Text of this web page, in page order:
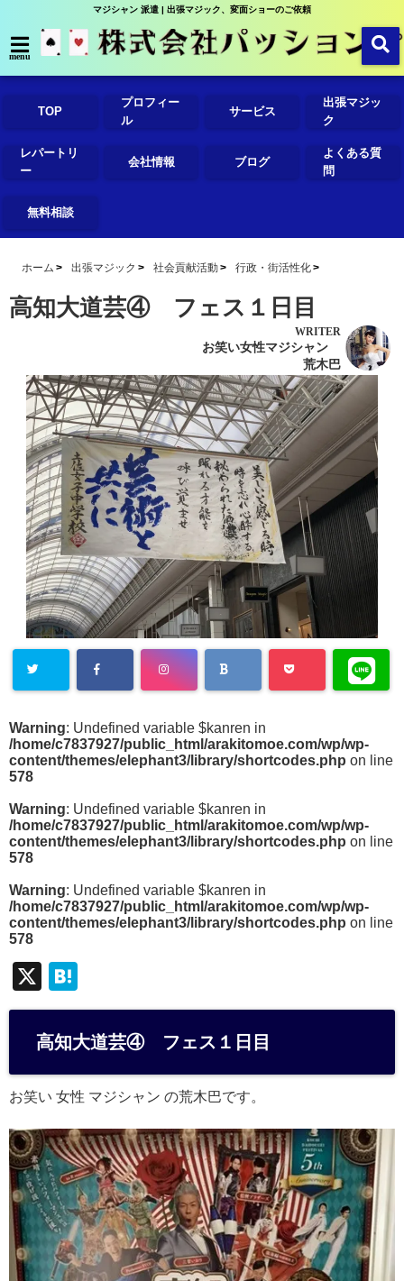
マジシャン 派遣 | 出張マジック、変面ショーのご依頼
menu
TOP
プロフィー
ル
サービス
出張マジッ
ク
レパートリ
ー
会社情報 ブログ
よくある質
問
無料相談
ホーム 出張マジック 社会貢献活動 行政・街活性化
高知大道芸④ フェス１日目
WRITER
お笑い女性マジシャン
荒木巴
Warning: Undefined variable $kanren in
/home/c7837927/public_html/arakitomoe.com/wp/wp-
content/themes/elephant3/library/shortcodes.php on line
578
Warning: Undefined variable $kanren in
/home/c7837927/public_html/arakitomoe.com/wp/wp-
content/themes/elephant3/library/shortcodes.php on line
578
Warning: Undefined variable $kanren in
/home/c7837927/public_html/arakitomoe.com/wp/wp-
content/themes/elephant3/library/shortcodes.php on line
578
X
at
e
a
高知大道芸④ フェス１日目
お笑い 女性 マジシャン の荒木巴です。